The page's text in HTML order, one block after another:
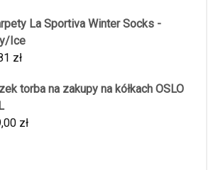
La Sportiva Winter Socks -
Ice
zł
torba na zakupy na kółkach OSLO
zł